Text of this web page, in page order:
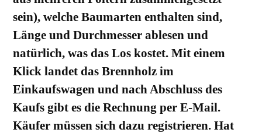
sein), welche Baumarten enthalten sind,
Länge und Durchmesser ablesen und
natürlich, was das Los kostet. Mit einem
Klick landet das Brennholz im
Einkaufswagen und nach Abschluss des
Kaufs gibt es die Rechnung per E-Mail.
Käufer müssen sich dazu registrieren. Hat